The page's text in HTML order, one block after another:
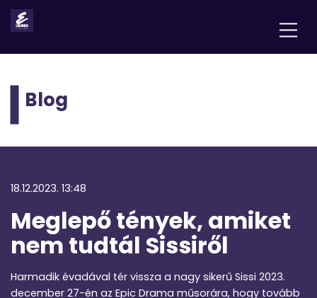
Blog
18.12.2023. 13:48
Meglepő tények, amiket
nem tudtál Sissiről
Harmadik évadával tér vissza a nagy sikerű Sissi 2023.
december 27-én az Epic Drama műsorára, hogy tovább